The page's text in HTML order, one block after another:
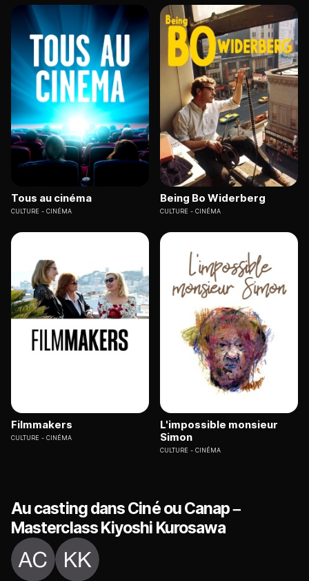
Tous au cinéma
CULTURE CINÉMA
Being Bo Widerberg
CULTURE CINÉMA
Filmmakers
CULTURE CINÉMA
L'impossible monsieur
Simon
CULTURE CINÉMA
Au casting dans Ciné ou Canap –
Masterclass Kiyoshi Kurosawa